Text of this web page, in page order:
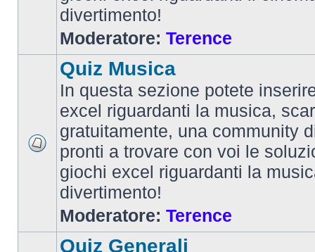
divertimento!
Moderatore: Terence
Quiz Musica
In questa sezione potete
excel riguardanti la musica,
gratuitamente, una community
pronti a trovare con voi le
giochi excel riguardanti la
divertimento!
Moderatore: Terence
Quiz Generali